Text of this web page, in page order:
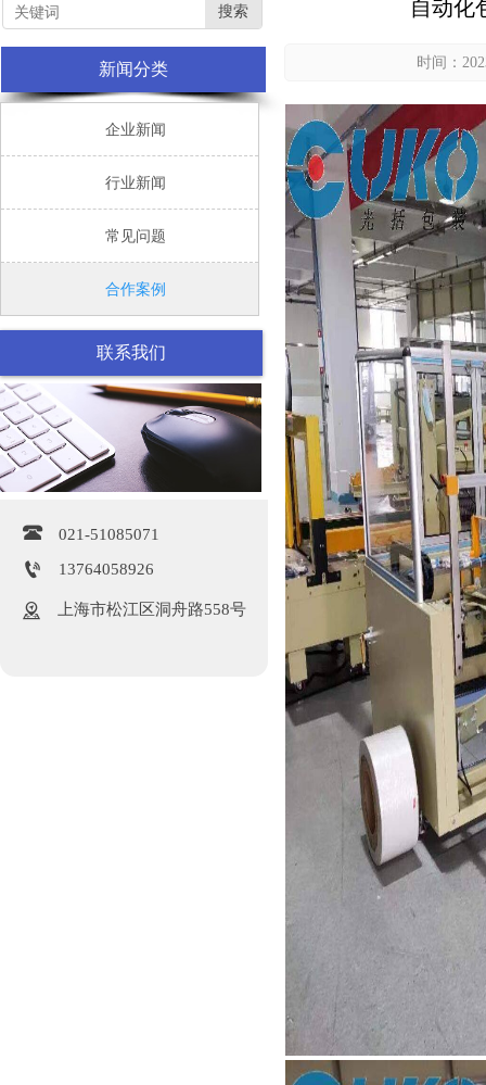
自动化
搜索
时间：
企业新闻
行业新闻
常见问题
合作案例
新闻分类
联系我们
 021-51085071
 上海市松江区洞舟路558号
 13764058926